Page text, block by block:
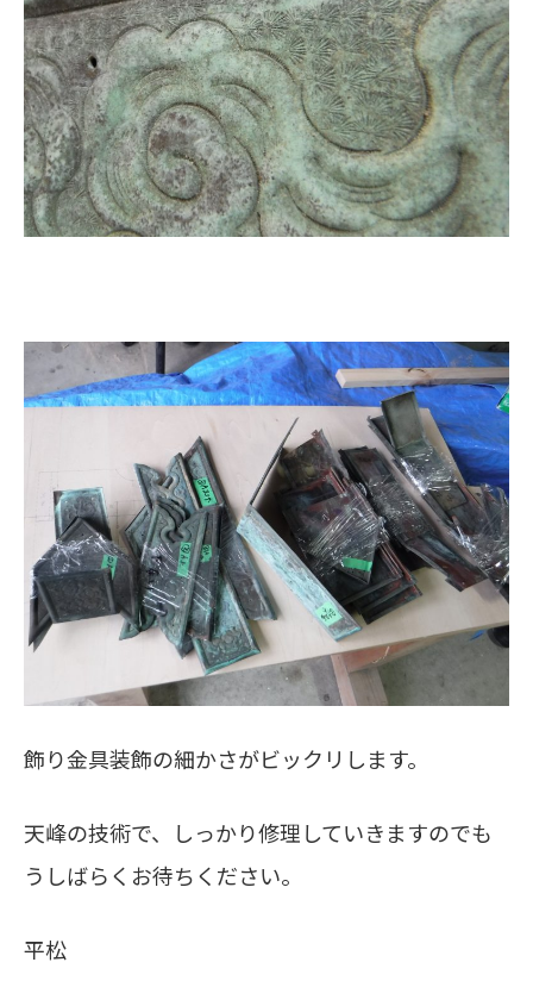
飾り金具装飾の細かさがビックリします。
天峰の技術で、しっかり修理していきますのでも
うしばらくお待ちください。
平松